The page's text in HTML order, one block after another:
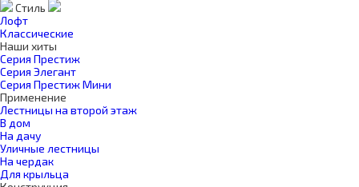
Стиль
Лофт
Классические
Наши хиты
Серия Престиж
Серия Элегант
Серия Престиж Мини
Применение
Лестницы на второй этаж
В дом
На дачу
Уличные лестницы
На чердак
Для крыльца